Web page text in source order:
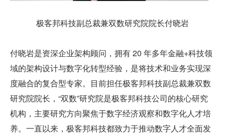
极客邦科技副总裁兼双数研究院院长付晓岩
付晓岩是资深企业架构顾问，拥有 20 年多年金融+科技领
域的架构设计与数字化转型经验，是将技术和业务实现深
度融合的复合型专家。目前担任极客邦科技副总裁兼双数
研究院院长，“双数”研究院是极客邦科技公司的核心研究
机构，主要研究方向聚焦于数字经济观察和数字化人才培
养。一直以来，极客邦科技都致力于推动数字人才全面发